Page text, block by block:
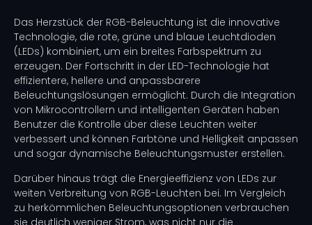
Das Herzstück der RGB-Beleuchtung ist die innovative
Technologie, die rote, grüne und blaue Leuchtdioden
(LEDs) kombiniert, um ein breites Farbspektrum zu
erzeugen. Der Fortschritt in der LED-Technologie hat
effizientere, hellere und anpassbarere
Beleuchtungslösungen ermöglicht. Durch die Integration
von Mikrocontrollern und intelligenten Geräten haben
Benutzer die Kontrolle über diese Leuchten weiter
verbessert und können Farbtöne und Helligkeit anpassen
und sogar dynamische Beleuchtungsmuster erstellen.
Darüber hinaus trägt die Energieeffizienz von LEDs zur
weiten Verbreitung von RGB-Leuchten bei. Im Vergleich
zu herkömmlichen Beleuchtungsoptionen verbrauchen
sie deutlich weniger Strom, was nicht nur die